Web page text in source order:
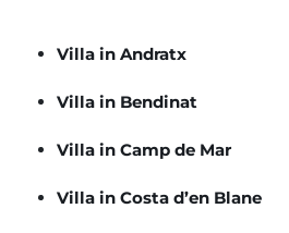
Villa in Andratx
Villa in Bendinat
Villa in Camp de Mar
Villa in Costa d’en Blane